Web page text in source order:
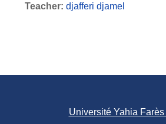
Teacher: djafferi djamel
Université Yahia Farès